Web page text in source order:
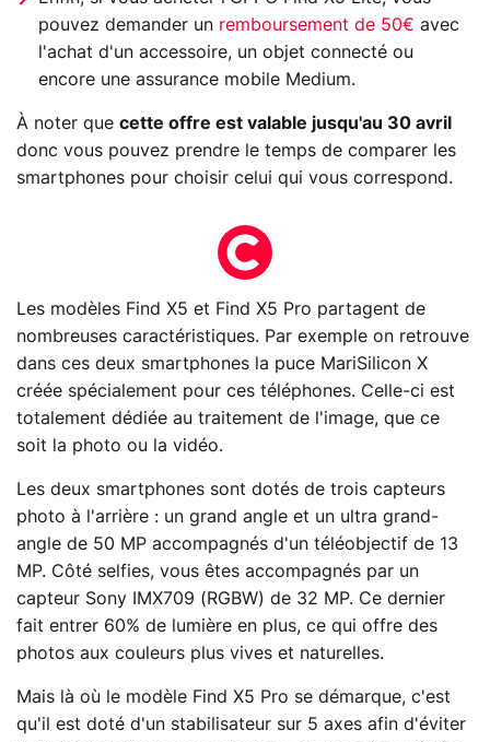
pouvez demander un remboursement de 50€ avec
l'achat d'un accessoire, un objet connecté ou
encore une assurance mobile Medium.
À noter que cette offre est valable jusqu'au 30 avril
donc vous pouvez prendre le temps de comparer les
smartphones pour choisir celui qui vous correspond.
Les modèles Find X5 et Find X5 Pro partagent de
nombreuses caractéristiques. Par exemple on retrouve
dans ces deux smartphones la puce MariSilicon X
créée spécialement pour ces téléphones. Celle-ci est
totalement dédiée au traitement de l'image, que ce
soit la photo ou la vidéo.
Les deux smartphones sont dotés de trois capteurs
photo à l'arrière : un grand angle et un ultra grand-
angle de 50 MP accompagnés d'un téléobjectif de 13
MP. Côté selfies, vous êtes accompagnés par un
capteur Sony IMX709 (RGBW) de 32 MP. Ce dernier
fait entrer 60% de lumière en plus, ce qui offre des
photos aux couleurs plus vives et naturelles.
Mais là où le modèle Find X5 Pro se démarque, c'est
qu'il est doté d'un stabilisateur sur 5 axes afin d'éviter